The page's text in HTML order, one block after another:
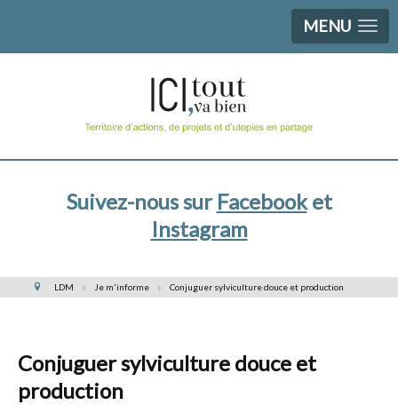
MENU
Suivez-nous sur Facebooket
Instagram
LDM Je m'informe Conjuguer sylviculture douce et production
Conjuguer sylviculture douce et
production